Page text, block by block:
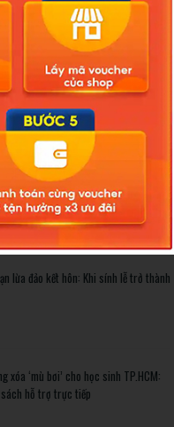
Posts
trên Biển Đông: Vì sao không ảnh
cần cảnh giác cao độ?
lừa đảo kết hôn: Khi sính lễ trở thành
xóa ‘mù bơi’ cho học sinh TP.HCM:
hỗ trợ trực tiếp